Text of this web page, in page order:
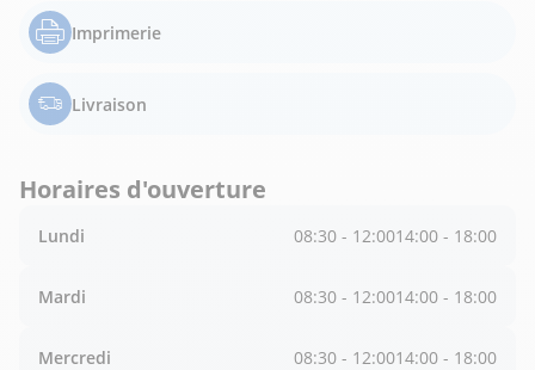
Imprimerie
Livraison
Horaires d'ouverture
Lundi 08:30 - 12:0014:00 - 18:00
Mardi 08:30 - 12:0014:00 - 18:00
Mercredi 08:30 - 12:0014:00 - 18:00